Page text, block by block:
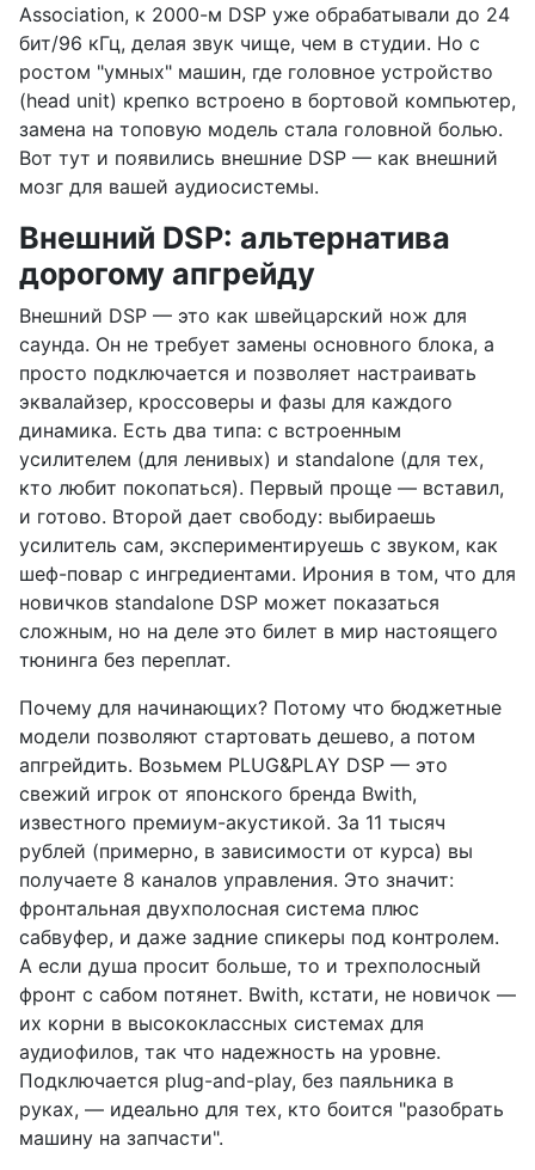
Association, к 2000-м DSP уже обрабатывали до 24
бит/96 кГц, делая звук чище, чем в студии. Но с
ростом "умных" машин, где головное устройство
(head unit) крепко встроено в бортовой компьютер,
замена на топовую модель стала головной болью.
Вот тут и появились внешние DSP — как внешний
мозг для вашей аудиосистемы.
Внешний DSP: альтернатива
дорогому апгрейду
Внешний DSP — это как швейцарский нож для
саунда. Он не требует замены основного блока, а
просто подключается и позволяет настраивать
эквалайзер, кроссоверы и фазы для каждого
динамика. Есть два типа: с встроенным
усилителем (для ленивых) и standalone (для тех,
кто любит покопаться). Первый проще — вставил,
и готово. Второй дает свободу: выбираешь
усилитель сам, экспериментируешь с звуком, как
шеф-повар с ингредиентами. Ирония в том, что для
новичков standalone DSP может показаться
сложным, но на деле это билет в мир настоящего
тюнинга без переплат.
Почему для начинающих? Потому что бюджетные
модели позволяют стартовать дешево, а потом
апгрейдить. Возьмем PLUG&PLAY DSP — это
свежий игрок от японского бренда Bwith,
известного премиум-акустикой. За 11 тысяч
рублей (примерно, в зависимости от курса) вы
получаете 8 каналов управления. Это значит:
фронтальная двухполосная система плюс
сабвуфер, и даже задние спикеры под контролем.
А если душа просит больше, то и трехполосный
фронт с сабом потянет. Bwith, кстати, не новичок —
их корни в высококлассных системах для
аудиофилов, так что надежность на уровне.
Подключается plug-and-play, без паяльника в
руках, — идеально для тех, кто боится "разобрать
машину на запчасти".